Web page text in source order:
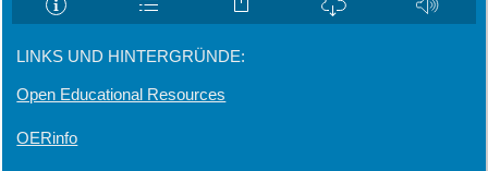
LINKS UND HINTERGRÜNDE:
Open Educational Resources
OERinfo